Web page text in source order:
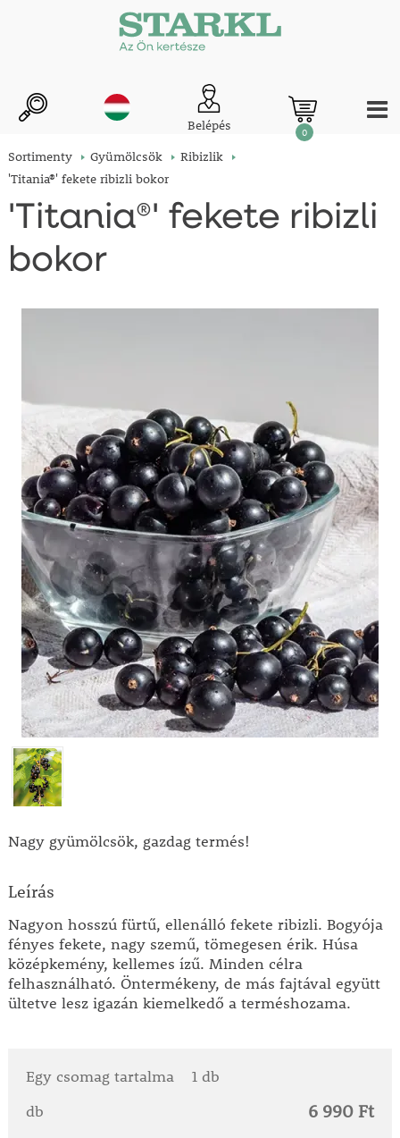
Belépés 0
Sortimenty Gyümölcsök
Ribizlik
'Titania®' fekete ribizli bokor
'Titania®' fekete ribizli
bokor
Nagy gyümölcsök, gazdag termés!
Leírás
Nagyon hosszú fürtű, ellenálló fekete ribizli. Bogyója
fényes fekete, nagy szemű, tömegesen érik. Húsa
középkemény, kellemes ízű. Minden célra
felhasználható. Öntermékeny, de más fajtával együtt
ültetve lesz igazán kiemelkedő a terméshozama.
Egy csomag tartalma
1 db
db
6 990 Ft